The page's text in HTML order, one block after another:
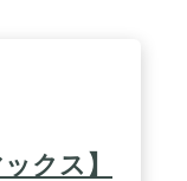
クス】